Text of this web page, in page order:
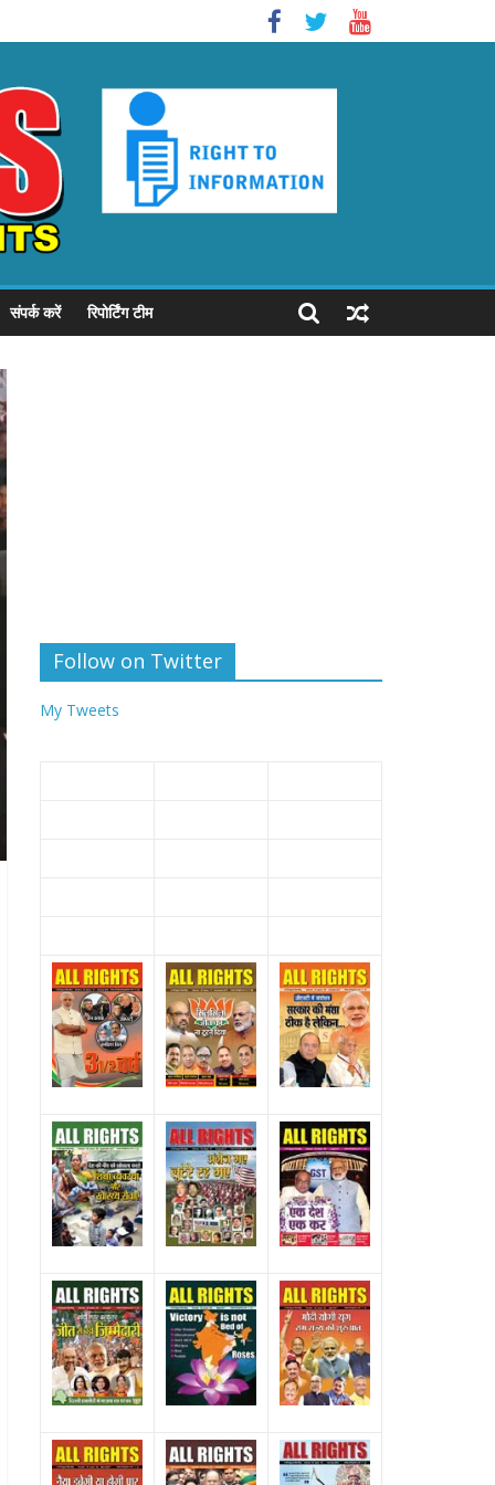
संपर्क करें रिपोर्टिंग टीम
Follow on Twitter
My Tweets